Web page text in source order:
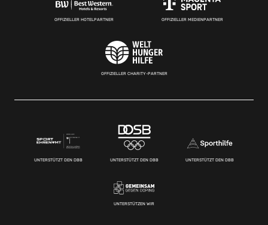
OFFIZIELLER HOTELPARTNER OFFIZIELLER MEDIENPARTNER
OFFIZIELLER CHARITY-PARTNER
UNTERSTÜTZT DEN DBB UNTERSTÜTZT DEN DBB UNTERSTÜTZT DEN DBB
UNTERSTÜTZEN WIR